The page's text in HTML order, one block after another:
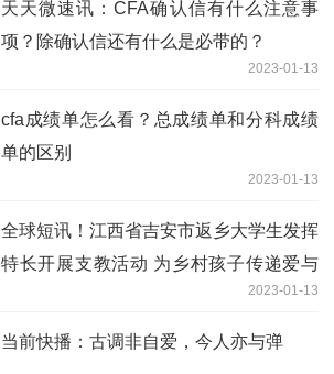
天天微速讯：CFA确认信有什么注意事
项？除确认信还有什么是必带的？
2023-01-13
cfa成绩单怎么看？总成绩单和分科成绩
单的区别
2023-01-13
全球短讯！江西省吉安市返乡大学生发挥
特长开展支教活动 为乡村孩子传递爱与
2023-01-13
当前快播：古调非自爱，今人亦与弹